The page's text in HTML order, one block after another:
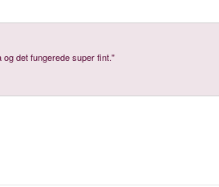
det fungerede super fint."